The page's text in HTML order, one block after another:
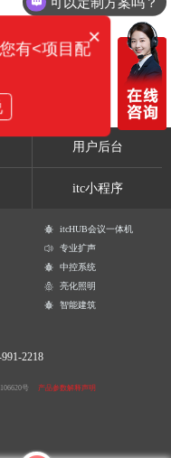
用户后台
itc小程序
itcHUB会议一体机
专业扩声
中控系统
亮化照明
智能建筑
2218
号 产品参数解释声明
×
有<项目配